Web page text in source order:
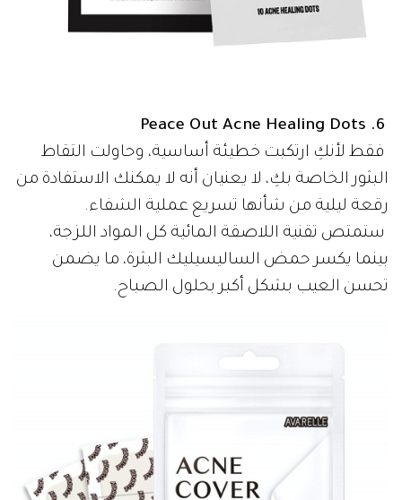
6. Peace Out Acne Healing Dots
فقط لأنكِ ارتكبت خطيئة أساسية، وحاولت التقاط
البثور الخاصة بكِ، لا يعنيان أنه لا يمكنك الاستفادة من
رقعة ليلية من شأنها تسريع عملية الشفاء.
ستمتص تقنية اللاصقة المائية كل المواد اللزجة،
بينما يكسر حمض الساليسيليك البثرة، ما يضمن
تحسن العيب بشكل أكبر بحلول الصباح.